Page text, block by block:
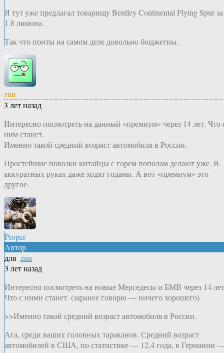
Я тут уже предлагал товарищу Bentley Continental Flying Spur за
1.8 лимона.
Так что понты на самом деле довольно бюджетны.
zuu
3 лет назад
Интересно посмотреть на данный «премиум» через 14 лет. Что
ним станет.
Именно такой средний возраст автомобиля в России.
Простейшие повозки китайцы с горем пополам делают уже. В
аккуратных руках даже ходят годами. А вот «премиум» это
другое.
Proper
Автор
для zuu
3 лет назад
Интересно посмотреть на новые Мерседесы и БМВ через 14
Что с ними станет. (заранее говорю — ничего хорошего)
>>Именно такой средний возраст автомобиля в России.
Ага, среди ваших головных тараканов. Средний возраст
автомобилей в США, по статистике — 12,4 года, в Германии